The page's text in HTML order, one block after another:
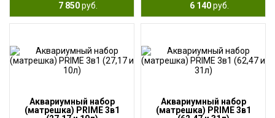
7 850руб.
6 140руб.
Аквариумный набор
(матрешка) PRIME 3в1
Аквариумный набор
(матрешка) PRIME 3в1